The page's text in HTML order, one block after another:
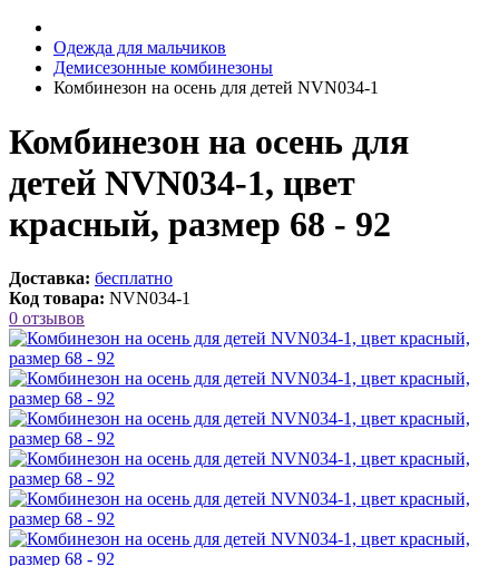
Одежда для мальчиков
Демисезонные комбинезоны
Комбинезон на осень для детей NVN034-1
Комбинезон на осень для
детей NVN034-1, цвет
красный, размер 68 - 92
Доставка: бесплатно
Код товара: NVN034-1
0 отзывов